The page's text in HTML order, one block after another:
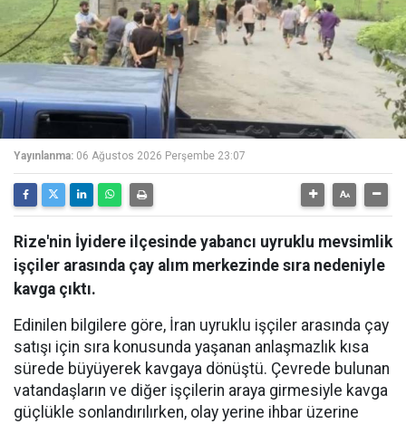
Yayınlanma: 06 Ağustos 2026 Perşembe 23:07
Rize'nin İyidere ilçesinde yabancı uyruklu mevsimlik
işçiler arasında çay alım merkezinde sıra nedeniyle
kavga çıktı.
Edinilen bilgilere göre, İran uyruklu işçiler arasında çay
satışı için sıra konusunda yaşanan anlaşmazlık kısa
sürede büyüyerek kavgaya dönüştü. Çevrede bulunan
vatandaşların ve diğer işçilerin araya girmesiyle kavga
güçlükle sonlandırılırken, olay yerine ihbar üzerine